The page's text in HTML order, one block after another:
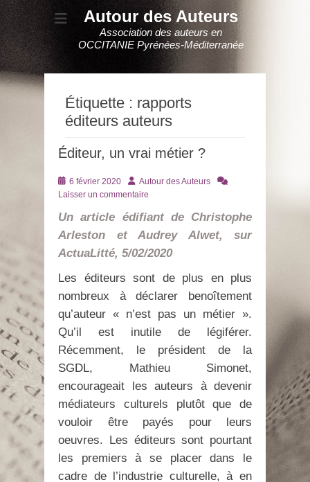
Autour des Auteurs
Association des auteurs en
OCCITANIE Pyrénées-Méditerranée
Étiquette : rapports
éditeurs auteurs
Éditeur, un vrai métier ?
Posté
le
6 février 2020 AuteurAutour des Auteurs
Laisser un commentaire
Un article édifiant de Christophe
Arleston et Audrey Alwet, sur
ActuaLitté, 5/02/2020
Les éditeurs sont de plus en plus
nombreux à déclarer benoîtement
qu’auteur « n’est pas un métier ».
Qu’il est inutile de légiférer.
Récemment, le président de la
SGDL, Mathieu Simonet,
encourageait les auteurs à devenir
médiateurs culturels plutôt que de
vouloir être payés pour leurs
oeuvres. Les éditeurs sont pourtant
les premiers à se placer dans le
cadre de l’industrie culturelle, à en